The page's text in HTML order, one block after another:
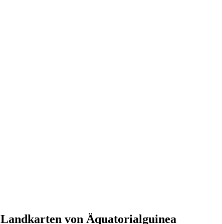
Landkarten von Äquatorialguinea